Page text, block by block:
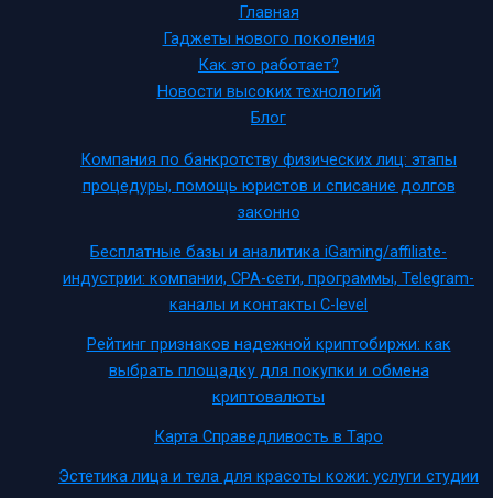
Главная
Гаджеты нового поколения
Как это работает?
Новости высоких технологий
Блог
Компания по банкротству физических лиц: этапы
процедуры, помощь юристов и списание долгов
законно
Бесплатные базы и аналитика iGaming/affiliate-
индустрии: компании, CPA-сети, программы, Telegram-
каналы и контакты C-level
Рейтинг признаков надежной криптобиржи: как
выбрать площадку для покупки и обмена
криптовалюты
Карта Справедливость в Таро
Эстетика лица и тела для красоты кожи: услуги студии